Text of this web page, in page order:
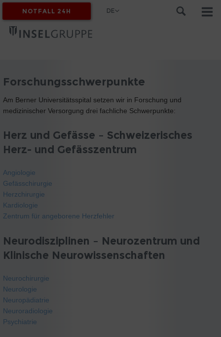
MYINSEL
NOTFALL 24H DE
Forschungsschwerpunkte
Am Berner Universitätsspital setzen wir in Forschung und
medizinischer Versorgung drei fachliche Schwerpunkte:
Herz und Gefässe – Schweizerisches
Herz- und Gefässzentrum
Angiologie
Gefässchirurgie
Herzchirurgie
Kardiologie
Zentrum für angeborene Herzfehler
Neurodisziplinen – Neurozentrum und
Klinische Neurowissenschaften
Neurochirurgie
Neurologie
Neuropädiatrie
Neuroradiologie
Psychiatrie